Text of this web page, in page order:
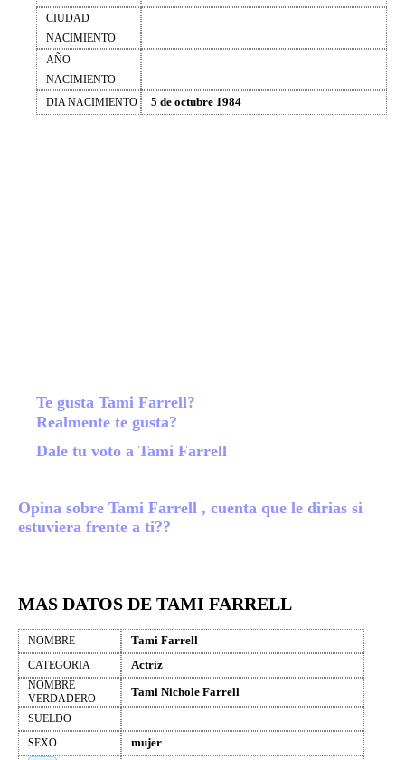
CIUDAD
NACIMIENTO
AÑO
NACIMIENTO
DIA NACIMIENTO
5 de octubre 1984
Te gusta Tami Farrell?
Realmente te gusta?
Dale tu voto a Tami Farrell
Opina sobre Tami Farrell , cuenta que le dirias si
estuviera frente a ti??
MAS DATOS DE TAMI FARRELL
NOMBRE Tami Farrell
CATEGORIA Actriz
NOMBRE
VERDADERO
Tami Nichole Farrell
SUELDO
SEXO
mujer